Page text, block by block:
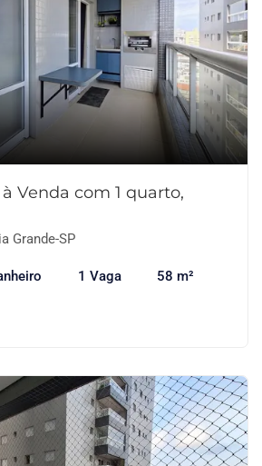
Venda com 1 quarto,
Grande-SP
1 Vaga 58 m²